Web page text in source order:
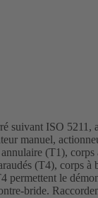
suivant ISO 5211,
manuel,
(T1), corps
(T4), corps à
permettent le
bride.